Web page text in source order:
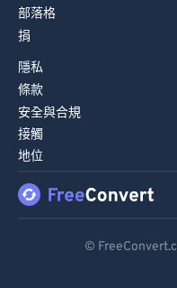
部落格
捐
隱私
條款
安全與合規
接觸
地位
©